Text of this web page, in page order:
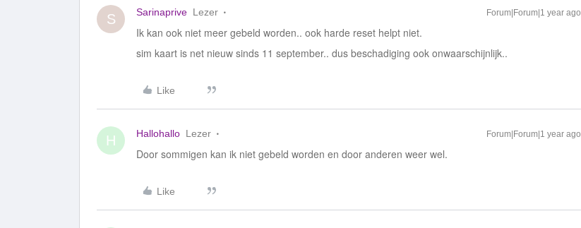
S Sarinaprive Lezer Forum|Forum|1 year ago
Ik kan ook niet meer gebeld worden.. ook harde reset helpt niet.
sim kaart is net nieuw sinds 11 september.. dus beschadiging ook onwaarschijnlijk..
Like
H Hallohallo Lezer Forum|Forum|1 year ago
Door sommigen kan ik niet gebeld worden en door anderen weer wel.
Like